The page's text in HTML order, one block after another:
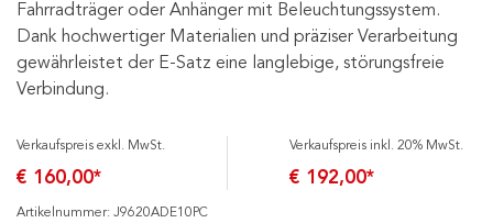
Fahrradträger oder Anhänger mit Beleuchtungssystem.
Dank hochwertiger Materialien und präziser Verarbeitung
gewährleistet der E-Satz eine langlebige, störungsfreie
Verbindung.
Verkaufspreis exkl. MwSt.
€ 160,00*
Verkaufspreis inkl. 20% MwSt.
€ 192,00*
Artikelnummer: J9620ADE10PC